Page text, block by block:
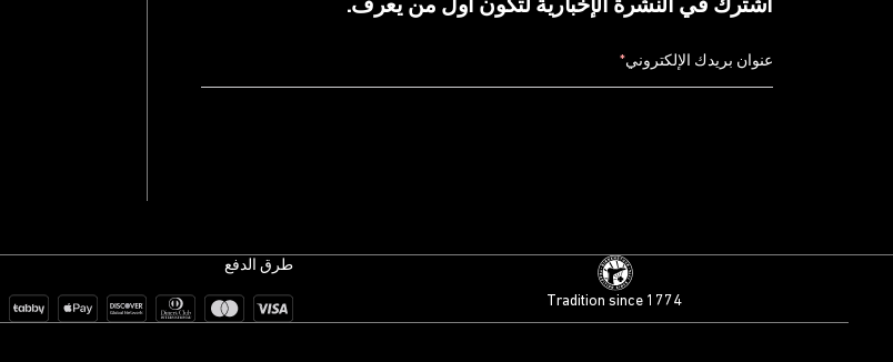
اشترك في النشرة الإخبارية لتكون أول من يعرف.
عنوان بريدك الإلكتروني*
Tradition since 1774
طرق الدفع